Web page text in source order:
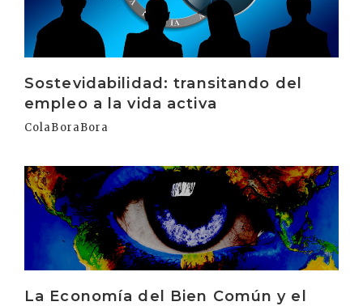
Sostevidabilidad: transitando del
empleo a la vida activa
ColaBoraBora
La Economía del Bien Común y el
Irakurri